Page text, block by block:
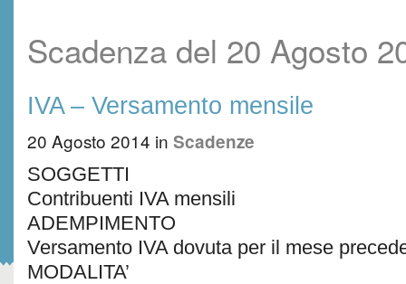
Scadenza del 20 Agosto
IVA – Versamento mensile
20 Agosto 2014 in Scadenze
SOGGETTI
Contribuenti IVA mensili
ADEMPIMENTO
Versamento IVA dovuta per il mese
MODALITA’